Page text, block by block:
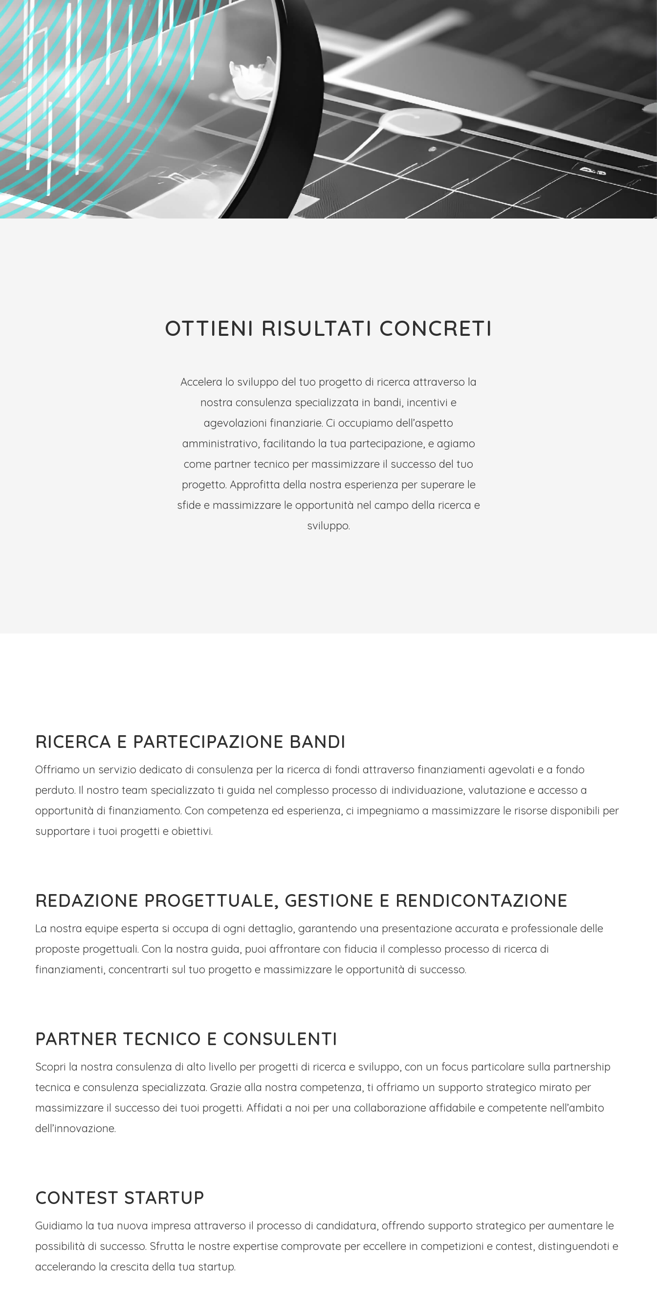
OTTIENI RISULTATI CONCRETI
Accelera lo sviluppo del tuo progetto di ricerca attraverso la
nostra consulenza specializzata in bandi, incentivi e
agevolazioni finanziarie. Ci occupiamo dell’aspetto
amministrativo, facilitando la tua partecipazione, e agiamo
come partner tecnico per massimizzare il successo del tuo
progetto. Approfitta della nostra esperienza per superare le
sfide e massimizzare le opportunità nel campo della ricerca e
sviluppo.
RICERCA E PARTECIPAZIONE BANDI
Offriamo un servizio dedicato di consulenza per la ricerca di fondi attraverso finanziamenti agevolati e a fondo
perduto. Il nostro team specializzato ti guida nel complesso processo di individuazione, valutazione e accesso a
opportunità di finanziamento. Con competenza ed esperienza, ci impegniamo a massimizzare le risorse disponibili per
supportare i tuoi progetti e obiettivi.
REDAZIONE PROGETTUALE, GESTIONE E RENDICONTAZIONE
La nostra equipe esperta si occupa di ogni dettaglio, garantendo una presentazione accurata e professionale delle
proposte progettuali. Con la nostra guida, puoi affrontare con fiducia il complesso processo di ricerca di
finanziamenti, concentrarti sul tuo progetto e massimizzare le opportunità di successo.
PARTNER TECNICO E CONSULENTI
Scopri la nostra consulenza di alto livello per progetti di ricerca e sviluppo, con un focus particolare sulla partnership
tecnica e consulenza specializzata. Grazie alla nostra competenza, ti offriamo un supporto strategico mirato per
massimizzare il successo dei tuoi progetti. Affidati a noi per una collaborazione affidabile e competente nell’ambito
dell’innovazione.
CONTEST STARTUP
Guidiamo la tua nuova impresa attraverso il processo di candidatura, offrendo supporto strategico per aumentare le
possibilità di successo. Sfrutta le nostre expertise comprovate per eccellere in competizioni e contest, distinguendoti e
accelerando la crescita della tua startup.